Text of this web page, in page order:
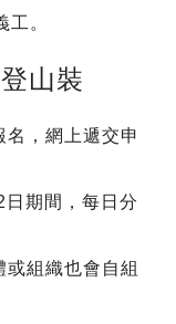
。
山裝
，網上遞交申
期間，每日分
組織也會自組